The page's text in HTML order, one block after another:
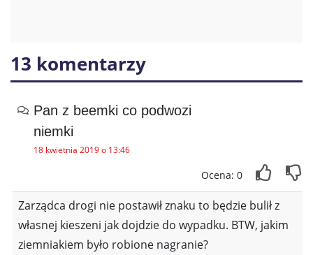
13 komentarzy
Pan z beemki co podwozi
niemki
18 kwietnia 2019 o 13:46
Ocena: 0
Zarządca drogi nie postawił znaku to będzie bulił z
własnej kieszeni jak dojdzie do wypadku. BTW, jakim
ziemniakiem było robione nagranie?